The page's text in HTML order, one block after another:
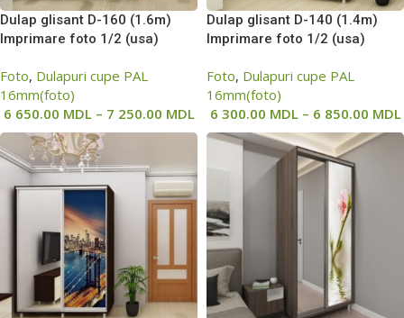
Dulap glisant D-160 (1.6m)
Imprimare foto 1/2 (usa)
Foto, Dulapuri cupe PAL
16mm(foto)
6 650.00 MDL – 7 250.00 MDL
Dulap glisant D-140 (1.4m)
Imprimare foto 1/2 (usa)
Foto, Dulapuri cupe PAL
16mm(foto)
6 300.00 MDL – 6 850.00 MDL